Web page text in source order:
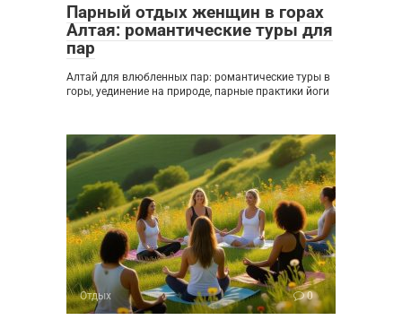
Парный отдых женщин в горах
Алтая: романтические туры для
пар
Алтай для влюбленных пар: романтические туры в
горы, уединение на природе, парные практики йоги
Отдых 0